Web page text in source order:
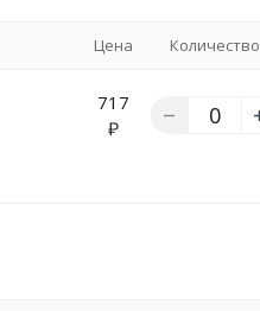
Цена Количество
717
₽